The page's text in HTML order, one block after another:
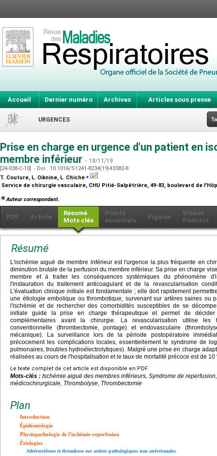
Accueil Dernier numéro Archives Articles sous presse
URGENCES
Prise en charge en urgence d'un patient en
membre inférieur - 18/11/19
[24-038-C-10] - Doi : 10.1016/S1241-8234(19)43382-8
T. Couture, L. Oiknine, L. Chiche ⁎
Service de chirurgie vasculaire, CHU Pitié-Salpêtrière, 49-83, boulevard de
Auteur correspondant.
PDF Article
Résumé
Mots clés
Points
essentiels
Figures
Vidéos
Podcast
Résumé
L'ischémie aiguë de membre inférieur est l'urgence la plus fréquente en
diminution brutale de la perfusion du membre inférieur. Sa prise en charge
membre et à traiter les conséquences systémiques du phénomène
l'instauration du traitement anticoagulant et de la revascularisation
L'évaluation clinique initiale est fondamentale ; elle doit rapidement
une étiologie embolique ou thrombotique, survenant sur artères saines ou
l'ischémie et de rechercher des comorbidités susceptibles de se
initiale guide la prise en charge thérapeutique et permet de
complémentaires avant la chirurgie. La revascularisation utilise les
conventionnelle (thrombectomie, pontage) et endovasculaire
mécanique). La surveillance lors de la période postopératoire
précocement les complications locales, essentiellement le syndrome de
pulmonaires, troubles hydroélectrolytiques). Malgré une prise en charge
réalisées au cours de l'hospitalisation et le taux de mortalité précoce est de
Le texte complet de cet article est disponible en PDF.
Mots-clés : Ischémie aiguë des membres inférieurs, Syndrome de
médicochirurgicale, Thrombolyse, Thrombectomie
Plan
Introduction
Épidémiologie
Physiopathologie de l'ischémie-reperfusion
Étiologies
Athérosclérose et thrombose sur artères pathologiques non anévrismales